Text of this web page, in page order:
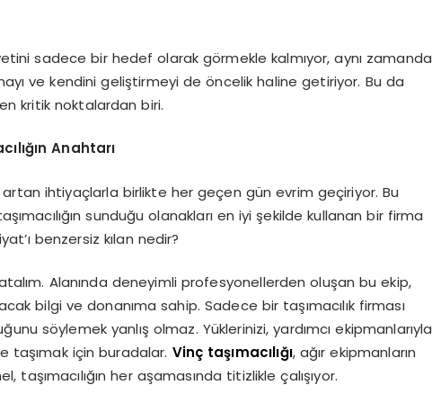
sadece bir hedef olarak görmekle kalmıyor, aynı zamanda
ve kendini geliştirmeyi de öncelik haline getiriyor. Bu da
kritik noktalardan biri.
Anahtarı
artan ihtiyaçlarla birlikte her geçen gün evrim geçiriyor. Bu
sunduğu olanakları en iyi şekilde kullanan bir firma
benzersiz kılan nedir?
Alanında deneyimli profesyonellerden oluşan bu ekip,
bilgi ve donanıma sahip. Sadece bir taşımacılık firması
söylemek yanlış olmaz. Yüklerinizi, yardımcı ekipmanlarıyla
taşımak için buradalar. Vinç taşımacılığı, ağır ekipmanların
taşımacılığın her aşamasında titizlikle çalışıyor.